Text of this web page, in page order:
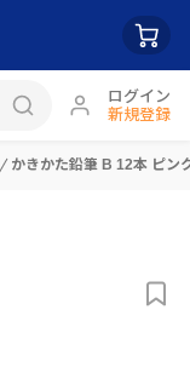
ログイン
新規登録
かきかた鉛筆 B 12本 ピン